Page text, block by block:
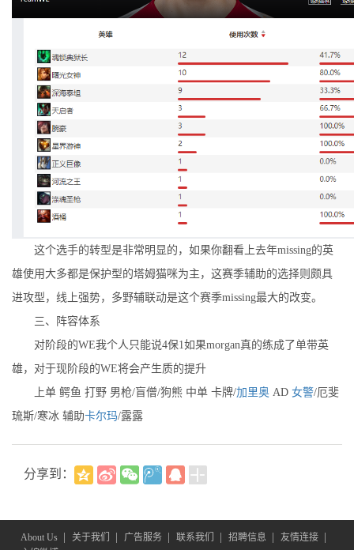
这个选手的转型是非常明显的，如果你翻看上去年missing的英
雄使用大多都是保护型的塔姆猫咪为主，这赛季辅助的选择则颇具
进攻型，线上强势，多野辅联动是这个赛季missing最大的改变。
三、阵容体系
对阶段的WE我个人只能说4保1如果morgan真的练成了单带英
雄，对于现阶段的WE将会产生质的提升
上单 鳄鱼 打野 男枪/盲僧/狗熊 中单 卡牌/加里奥 AD 女警/厄斐
琉斯/寒冰 辅助卡尔玛/露露
分享到：
About Us 关于我们 广告服务 联系我们 招聘信息 友情连接